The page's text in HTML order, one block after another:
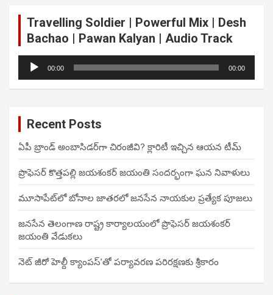
Travelling Soldier | Powerful Mix | Desh
Bachao | Pawan Kalyan | Audio Track
Audio
Player
00:00 00:00
Recent Posts
ఏపీ బ్రాండ్ అంబాసిడర్‌గా చిరంజీవి? క్లారిటీ ఇచ్చిన ఆయన టీమ్
ప్రొఫెసర్ కొత్తపల్లి జయశంకర్ జయంతి సందర్భంగా ఘన నివాళులు
మూసాపేట్‌లో బోనాల జాతరలో జనసేన నాయకుల ప్రత్యేక పూజలు
జనసేన తెలంగాణ రాష్ట్ర కార్యాలయంలో ప్రొఫెసర్ జయశంకర్
జయంతి వేడుకలు
నెట్ జీరో హెల్దీ క్యాంపస్’తో పర్యావరణ పరిరక్షణకు శ్రీకారం